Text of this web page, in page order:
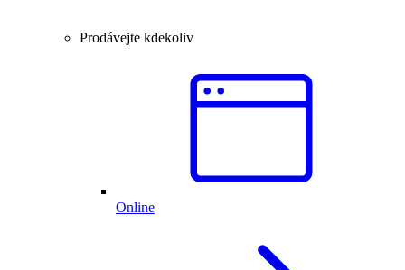
Prodávejte kdekoliv
Online